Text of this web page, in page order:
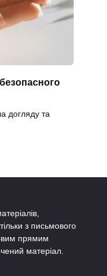
догляду та
з письмового
прямим
матеріал.